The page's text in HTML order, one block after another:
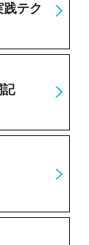
テク